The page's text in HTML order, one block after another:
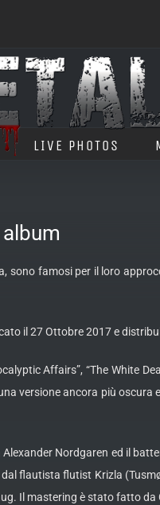
LIVE PHOTOS
sono famosi per il loro
il 27 Ottobre 2017 e
Affairs”, “The White
versione ancora più
Nordgaren ed il
flautista flutist Krizla
Il mastering è stato fatto